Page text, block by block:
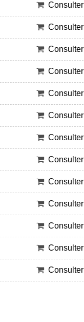
Consulter
Consulter
Consulter
Consulter
Consulter
Consulter
Consulter
Consulter
Consulter
Consulter
Consulter
Consulter
Consulter